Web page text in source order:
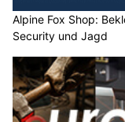
Alpine Fox Shop:
Security und Jagd